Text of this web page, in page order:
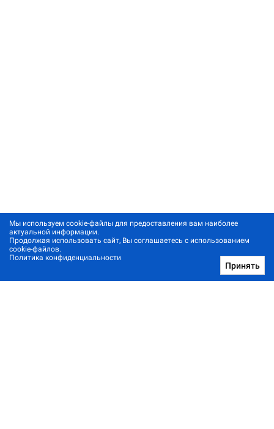
Мы используем cookie-файлы для предоставления вам наиболее
актуальной информации.
Продолжая использовать сайт, Вы соглашаетесь с использованием
cookie-файлов.
Политика конфиденциальности
Принять